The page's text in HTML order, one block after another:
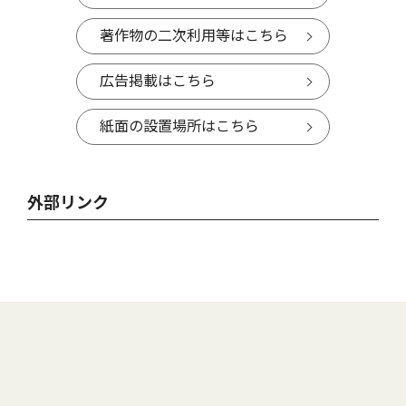
著作物の二次利用等はこちら
広告掲載はこちら
紙面の設置場所はこちら
外部リンク